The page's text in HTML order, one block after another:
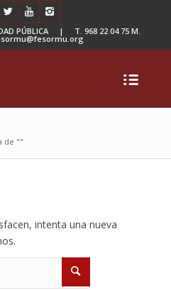
PÚBLICA | T. 968 22 04 75 M.
de ""
intenta una nueva